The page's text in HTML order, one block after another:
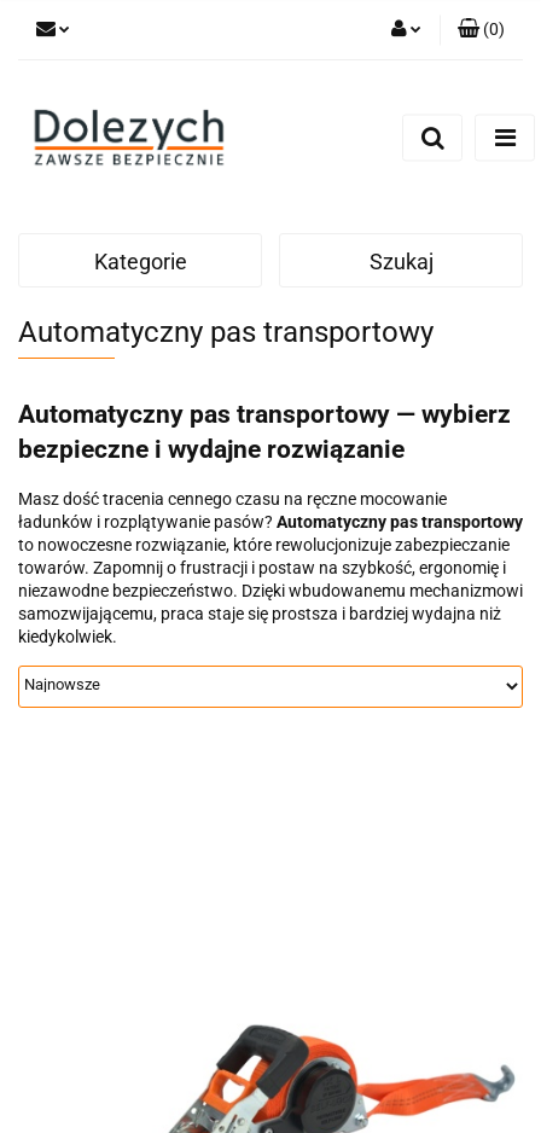
(0)
Kategorie Szukaj
Automatyczny pas transportowy
Automatyczny pas transportowy — wybierz
bezpieczne i wydajne rozwiązanie
Masz dość tracenia cennego czasu na ręczne mocowanie
ładunków i rozplątywanie pasów? Automatyczny pas transportowy
to nowoczesne rozwiązanie, które rewolucjonizuje zabezpieczanie
towarów. Zapomnij o frustracji i postaw na szybkość, ergonomię i
niezawodne bezpieczeństwo. Dzięki wbudowanemu mechanizmowi
samozwijającemu, praca staje się prostsza i bardziej wydajna niż
kiedykolwiek.